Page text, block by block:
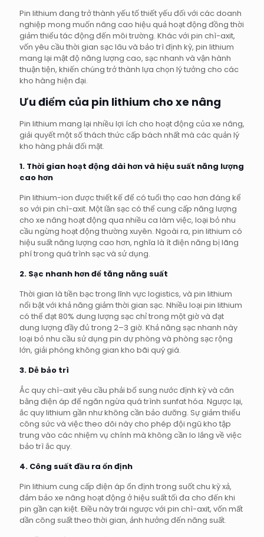
Pin lithium đang trở thành yếu tố thiết yếu đối với các doanh
nghiệp mong muốn nâng cao hiệu quả hoạt động đồng thời
giảm thiểu tác động đến môi trường. Khác với pin chì-axit,
vốn yêu cầu thời gian sạc lâu và bảo trì định kỳ, pin lithium
mang lại mật độ năng lượng cao, sạc nhanh và vận hành
thuận tiện, khiến chúng trở thành lựa chọn lý tưởng cho các
kho hàng hiện đại.
Ưu điểm của pin lithium cho xe nâng
Pin lithium mang lại nhiều lợi ích cho hoạt động của xe nâng,
giải quyết một số thách thức cấp bách nhất mà các quản lý
kho hàng phải đối mặt.
1. Thời gian hoạt động dài hơn và hiệu suất năng lượng
cao hơn
Pin lithium-ion được thiết kế để có tuổi thọ cao hơn đáng kể
so với pin chì-axit. Một lần sạc có thể cung cấp năng lượng
cho xe nâng hoạt động qua nhiều ca làm việc, loại bỏ nhu
cầu ngừng hoạt động thường xuyên. Ngoài ra, pin lithium có
hiệu suất năng lượng cao hơn, nghĩa là ít điện năng bị lãng
phí trong quá trình sạc và sử dụng.
2. Sạc nhanh hơn để tăng năng suất
Thời gian là tiền bạc trong lĩnh vực logistics, và pin lithium
nổi bật với khả năng giảm thời gian sạc. Nhiều loại pin lithium
có thể đạt 80% dung lượng sạc chỉ trong một giờ và đạt
dung lượng đầy đủ trong 2–3 giờ. Khả năng sạc nhanh này
loại bỏ nhu cầu sử dụng pin dự phòng và phòng sạc rộng
lớn, giải phóng không gian kho bãi quý giá.
3. Dễ bảo trì
Ắc quy chì-axit yêu cầu phải bổ sung nước định kỳ và cân
bằng điện áp để ngăn ngừa quá trình sunfat hóa. Ngược lại,
ắc quy lithium gần như không cần bảo dưỡng. Sự giảm thiểu
công sức và việc theo dõi này cho phép đội ngũ kho tập
trung vào các nhiệm vụ chính mà không cần lo lắng về việc
bảo trì ắc quy.
4. Công suất đầu ra ổn định
Pin lithium cung cấp điện áp ổn định trong suốt chu kỳ xả,
đảm bảo xe nâng hoạt động ở hiệu suất tối đa cho đến khi
pin gần cạn kiệt. Điều này trái ngược với pin chì-axit, vốn mất
dần công suất theo thời gian, ảnh hưởng đến năng suất.